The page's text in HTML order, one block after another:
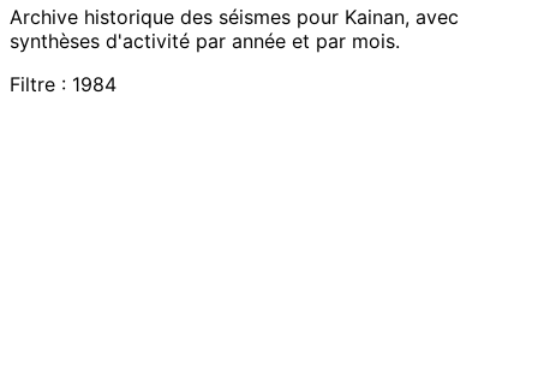
Archive historique des séismes pour Kainan, avec
synthèses d'activité par année et par mois.
Filtre : 1984